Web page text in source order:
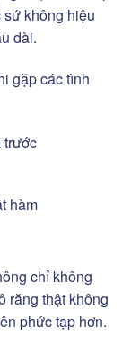
sứ không hiệu
dài.
gặp các tình
trước
hàm
chỉ không
răng thật không
phức tạp hơn.